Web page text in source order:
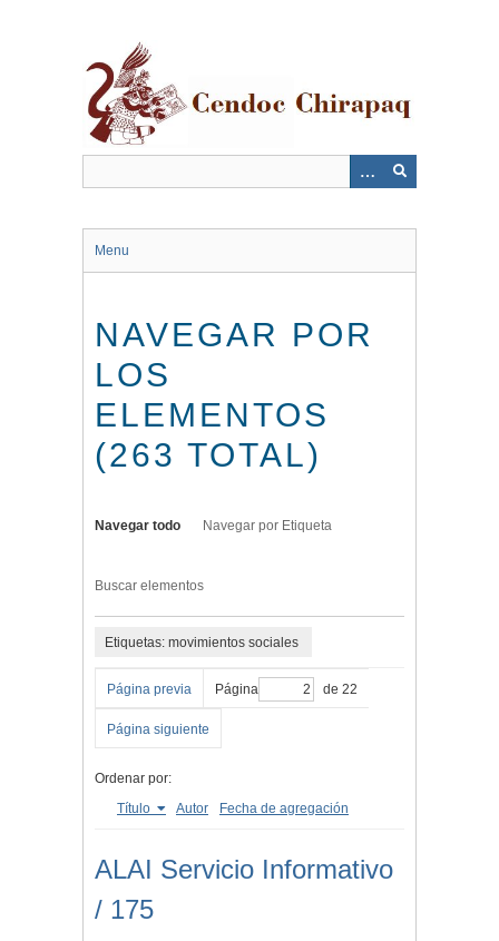
Menu
NAVEGAR POR
LOS
ELEMENTOS
(263 TOTAL)
Navegar todo Navegar por Etiqueta
Buscar elementos
Etiquetas: movimientos sociales
Página previa Página de 22
Página siguiente
Ordenar por:
Título
Autor Fecha de agregación
ALAI Servicio Informativo
/ 175